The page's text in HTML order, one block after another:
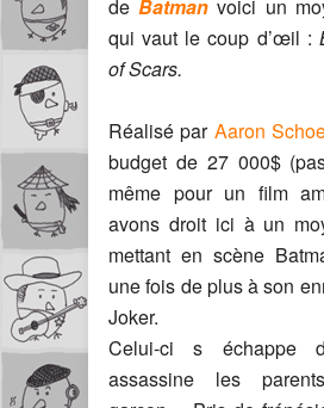
deBatman voici un
qui vaut le coup d’œil :
of Scars.
Réalisé par Aaron
budget de 27 000$
même pour un film
avons droit ici à un
mettant en scène
une fois de plus à son
Joker.
Celui-ci s échappe
assassine les